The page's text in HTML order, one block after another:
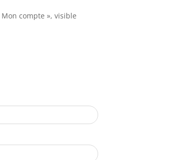
compte », visible